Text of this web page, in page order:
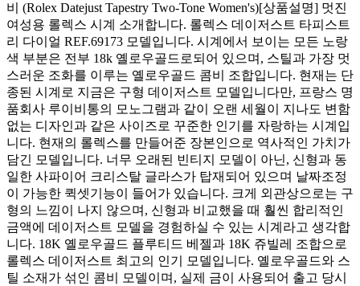
비 (Rolex Datejust Tapestry Two-Tone Women's)[상품설명] 멋진
여성용 롤렉스 시계 소개합니다. 롤렉스 데이저스트 타피스트
리 다이얼 REF.69173 모델입니다. 시계에서 보이는 모든 노랑
색 부분은 전부 18k 옐로우골드로되어 있으며, 스틸과 가장 멋
스러운 조화를 이루는 옐로우골드 콤비 조합입니다. 현재는 단
종된 시계로 지금은 구형 데이저스트 모델입니다만, 프랑스 명
품회사 루이비통의 모노그램과 같이 오랜 세월이 지나도 변함
없는 디자인과 같은 사이즈로 꾸준한 인기를 자랑하는 시계입
니다. 현재의 롤렉스를 만들어준 장본인으로 역사적인 가치가
담긴 모델입니다. 너무 오래된 빈티지 모델이 아닌, 신형과 동
일한 사파이어 크리스탈 글라스가 탑재되어 있으며 날짜조정
이 가능한 퀵셋기능이 들어가 있습니다. 크게 외관상으로는 구
형의 느낌이 나지 않으며, 신형과 비교했을 때 훨씬 합리적인
금액에 데이저스트 모델을 경험하실 수 있는 시계라고 생각합
니다. 18K 옐로우골드 플루티드 베젤과 18K 쥬빌레 조합으로
롤렉스 데이저스트 최고의 인기 모델입니다. 옐로우골드와 스
틸 소재가 섞인 콤비 모델이며, 실제 금이 사용되어 출고 당시